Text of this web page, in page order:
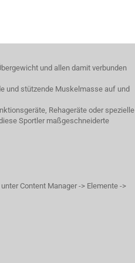
und allen damit verbunden
und stützende Muskelmasse auf und
Rehageräte oder spezielle
Sportler maßgeschneiderte
Content Manager -> Elemente ->